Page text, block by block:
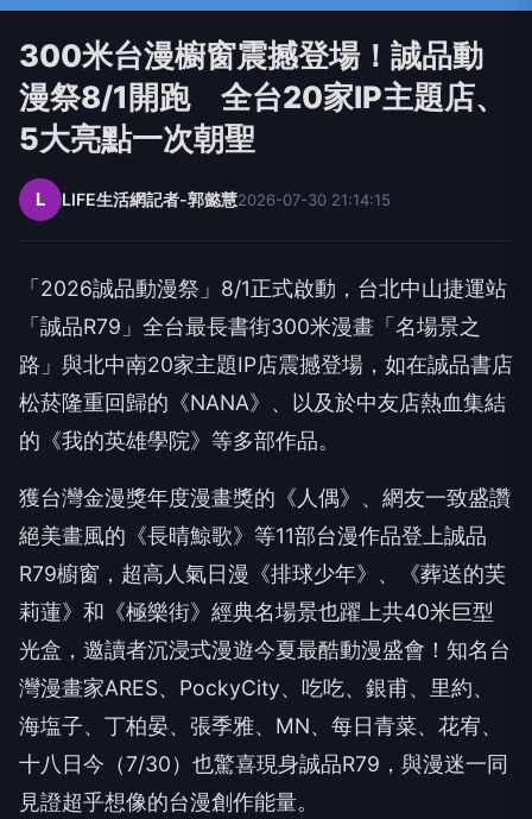
300米台漫櫥窗震撼登場！誠品動
漫祭8/1開跑 全台20家IP主題店、
5大亮點一次朝聖
L LIFE生活網記者-郭懿慧2026-07-30 21:14:15
「2026誠品動漫祭」 8/1正式啟動，台北中山捷運站
「誠品R79 」全台最長書街300米漫畫「名場景之
路」與北中南20家主題IP店震撼登場，如在誠品書店
松菸隆重回歸的《NANA》、以及於中友店熱血集結
的《我的英雄學院》等多部作品。
獲台灣金漫獎年度漫畫獎的《人偶》、網友一致盛讚
絕美畫風的《長晴鯨歌》等11部台漫作品登上誠品
R79櫥窗，超高人氣日漫《排球少年》、《葬送的芙
莉蓮》和《極樂街》經典名場景也躍上共40米巨型
光盒，邀讀者沉浸式漫遊今夏最酷動漫盛會！知名台
灣漫畫家ARES、 PockyCity、吃吃、銀甫、里約、
海塩子、丁柏晏、張季雅、 MN、每日青菜、花宥、
十八日今（7/30）也驚喜現身誠品R79 ，與漫迷一同
見證超乎想像的台漫創作能量。